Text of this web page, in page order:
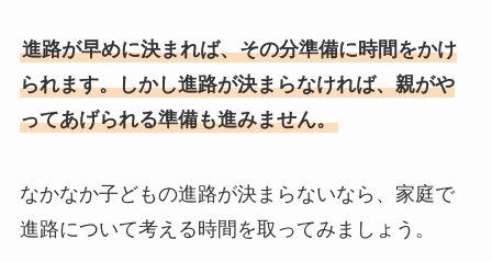
進路が早めに決まれば、その分準備に時間をかけ
られます。しかし進路が決まらなければ、親がや
ってあげられる準備も進みません。
なかなか子どもの進路が決まらないなら、家庭で
進路について考える時間を取ってみましょう。